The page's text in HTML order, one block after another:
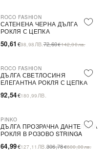
-30%
ROCO FASHION
САТЕНЕНА ЧЕРНА ДЪЛГА
РОКЛЯ С ЦЕПКА
50,61 €98,98 ЛВ.72,60€142,00лв.
ROCO FASHION
ДЪЛГА СВЕТЛОСИНЯ
ЕЛЕГАНТНА РОКЛЯ С ЦЕПКА
92,54€180,99 ЛВ.
-79%
PINKO
ДЪЛГА ПРОЗРАЧНА ДАНТЕЛЕНА
РОКЛЯ В РОЗОВО STRINGA
64,99€127,11 ЛВ.306,78€600,00лв.